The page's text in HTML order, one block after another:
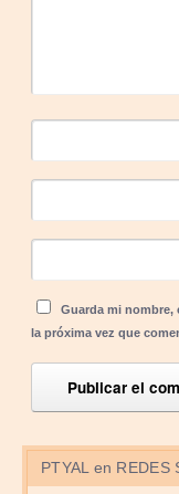
Guarda mi nombre,
la próxima vez que
PTYAL en REDES